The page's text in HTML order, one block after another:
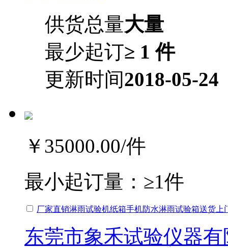
供货总量大量
最少起订≥ 1 件
更新时间2018-05-24
￥35000.00/件
最小起订量： ≥1件
厂家直销淋雨试验机纸箱手机防水淋雨试验箱送货上
东莞市象禾试验仪器